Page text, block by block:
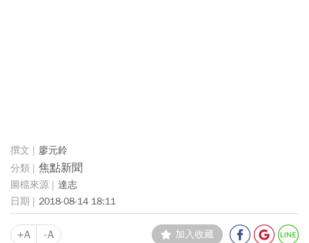
廖元鈴
焦點新聞
達志
2018-08-14 18:11
+A -A 加入收藏